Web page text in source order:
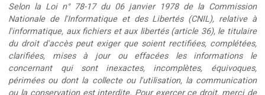
Selon la Loi n° 78-17 du 06 janvier 1978 de la Commission
Nationale de l'Informatique et des Libertés (CNIL), relative à
l'informatique, aux fichiers et aux libertés (article 36), le titulaire
du droit d'accès peut exiger que soient rectifiées, complétées,
clarifiées, mises à jour ou effacées les informations le
concernant qui sont inexactes, incomplètes, équivoques,
périmées ou dont la collecte ou l'utilisation, la communication